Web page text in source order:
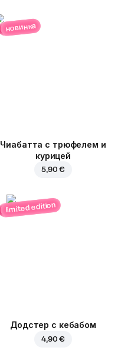
новинка
Чиабатта с трюфелем и
курицей
5,90 €
limited edition
Додстер с кебабом
4,90 €